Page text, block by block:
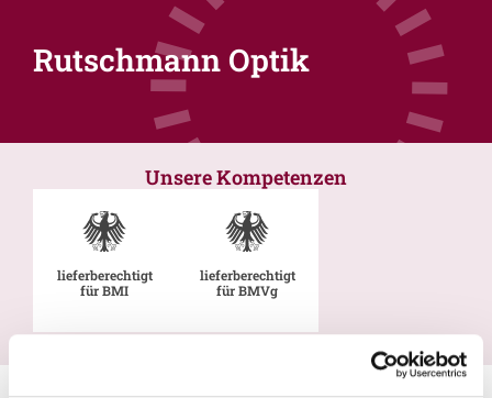
Rutschmann Optik
Unsere Kompetenzen
lieferberechtigt
für BMI
lieferberechtigt
für BMVg